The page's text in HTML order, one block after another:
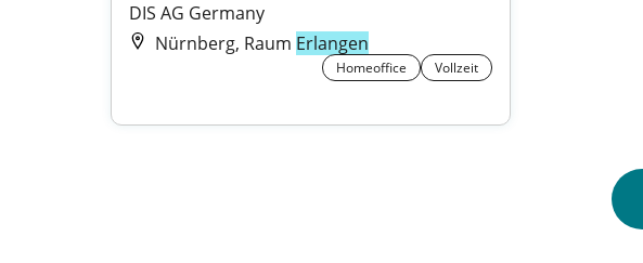
DIS AG Germany
Nürnberg, Raum Erlangen
Homeoffice Vollzeit